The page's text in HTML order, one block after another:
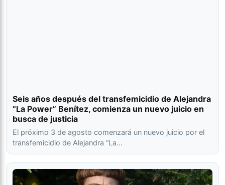
Seis años después del transfemicidio de Alejandra
“La Power” Benítez, comienza un nuevo juicio en
busca de justicia
El próximo 3 de agosto comenzará un nuevo juicio por el
transfemicidio de Alejandra “La…